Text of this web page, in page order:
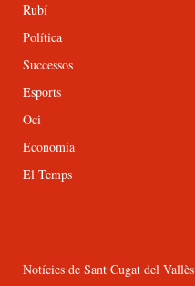
Rubí
Política
Successos
Esports
Oci
Economia
El Temps
Notícies de Sant Cugat del Vallès